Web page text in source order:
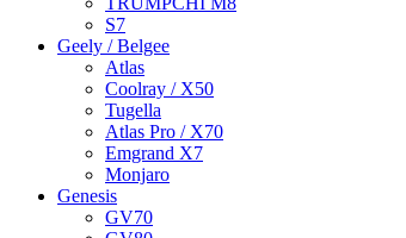
S7
Geely / Belgee
Atlas
Coolray / X50
Tugella
Atlas Pro / X70
Emgrand X7
Monjaro
Genesis
GV70